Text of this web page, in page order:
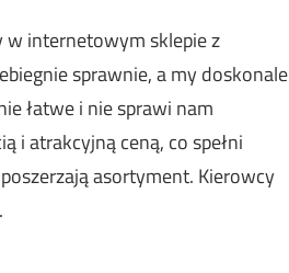
w internetowym sklepie z
sprawnie, a my doskonale
łatwe i nie sprawi nam
i atrakcyjną ceną, co spełni
asortyment. Kierowcy